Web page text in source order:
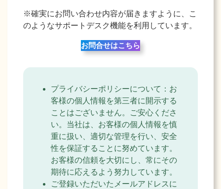
※確実にお問い合わせ内容が届きますように、こ
のようなサポートデスク機能を利用しています。
お問合せはこちら
プライバシーポリシーについて：お
客様の個人情報を第三者に開示する
ことはございません。ご安心くださ
い。当社は、お客様の個人情報を慎
重に扱い、適切な管理を行い、安全
性を保証することに努めています。
お客様の信頼を大切にし、常にその
期待に応えるよう努力しています。
ご登録いただいたメールアドレスに